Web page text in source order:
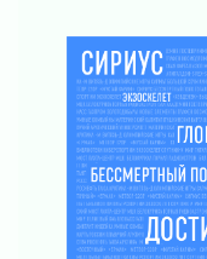
03 августа 2026
Уроки
03 августа 2026
Ленобласть
десантных
02 августа 2026
«Активное
02 августа 2026